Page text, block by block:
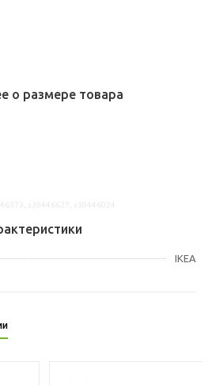
о размере товара
IKEA